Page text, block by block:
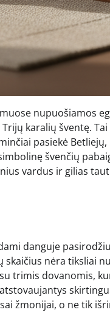
nupuošiamos
karalių šventę.
pasiekė
švenčių
vardus ir gilias
danguje
skaičius nėra tiksliai
trimis dovanomis,
žmonijai, o ne tik